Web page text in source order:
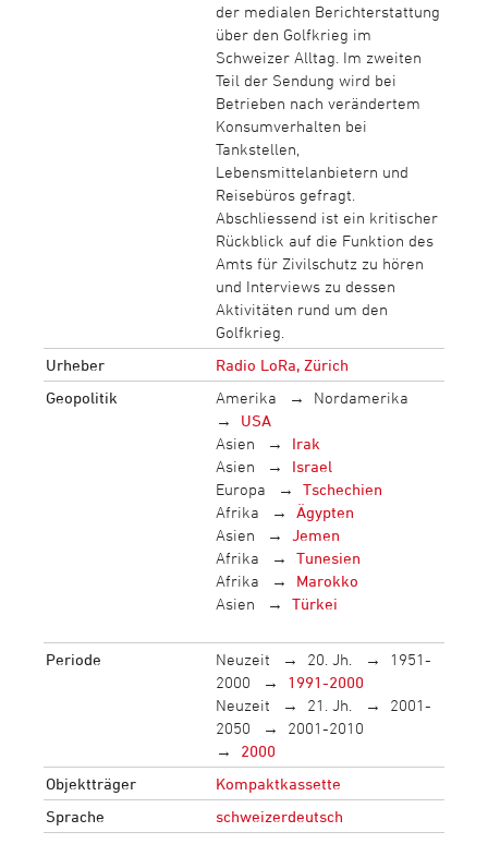
der medialen Berichterstattung
über den Golfkrieg im
Schweizer Alltag. Im zweiten
Teil der Sendung wird bei
Betrieben nach verändertem
Konsumverhalten bei
Tankstellen,
Lebensmittelanbietern und
Reisebüros gefragt.
Abschliessend ist ein kritischer
Rückblick auf die Funktion des
Amts für Zivilschutz zu hören
und Interviews zu dessen
Aktivitäten rund um den
Golfkrieg.
Urheber
Radio LoRa, Zürich
Geopolitik
Amerika
Nordamerika
USA
Asien
Irak
Asien
Israel
Europa
Tschechien
Afrika
Ägypten
Asien
Jemen
Afrika
Tunesien
Afrika
Marokko
Asien
Türkei
Periode Neuzeit 20. Jh.
1951-
2000
1991-2000
Neuzeit
21. Jh.
2001-
2050
2001-2010
2000
Objektträger
Kompaktkassette
Sprache
schweizerdeutsch